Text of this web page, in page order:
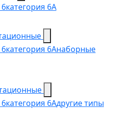
категория 6А
категория 6Aнаборные
категория 6Aдругие типы